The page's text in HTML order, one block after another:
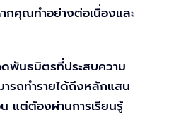
กคุณทำอย่างต่อเนื่องและ
พันธมิตรที่ประสบความ
ารถทำรายได้ถึงหลักแสน
แต่ต้องผ่านการเรียนรู้